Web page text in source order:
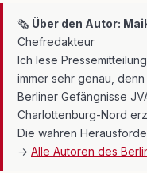
🗞 Über den Autor:
Chefredakteur
Ich lese
immer sehr genau,
Berliner Gefängnisse
Charlottenburg-Nord
Die wahren
→ Alle Autoren des